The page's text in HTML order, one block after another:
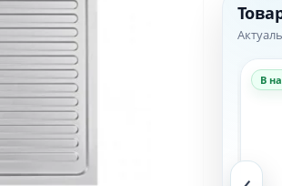
В наличии В